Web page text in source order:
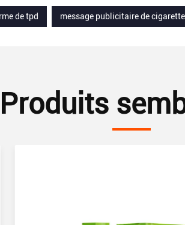
de tpd
message publicitaire de
Produits